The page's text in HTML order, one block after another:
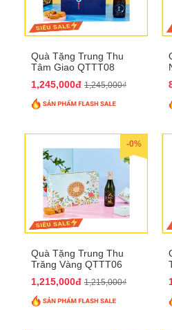
Quà Tặng Trung Thu
Tâm Giao QTTT08
1,245,000đ 1,245,000₫
-0%
Quà Tặng Trung Thu
Trăng Vàng QTTT06
1,215,000đ 1,215,000₫